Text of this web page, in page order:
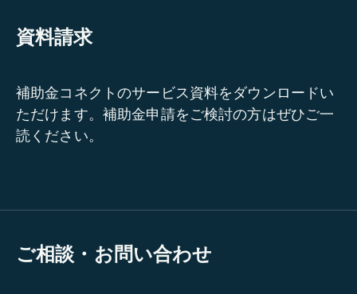
資料請求
補助金コネクトのサービス資料をダウンロードい
ただけます。補助金申請をご検討の方はぜひご一
読ください。
ご相談・お問い合わせ